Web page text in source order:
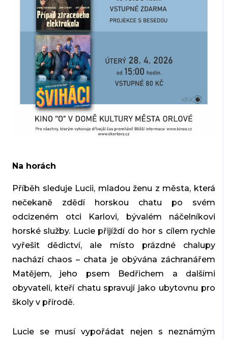
Na horách
Příběh sleduje Lucii, mladou ženu z města, která
nečekaně zdědí horskou chatu po svém
odcizeném otci Karlovi, bývalém náčelníkovi
horské služby. Lucie přijíždí do hor s cílem rychle
vyřešit dědictví, ale místo prázdné chalupy
nachází chaos – chata je obývána záchranářem
Matějem, jeho psem Bedřichem a dalšími
obyvateli, kteří chatu spravují jako ubytovnu pro
školy v přírodě.
Lucie se musí vypořádat nejen s neznámým